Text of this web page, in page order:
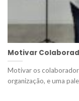
Motivar
Motivar os
organização, e uma